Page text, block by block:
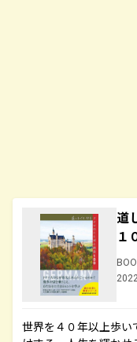
道
１
世界を４０年以上歩